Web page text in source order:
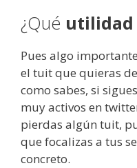
¿Qué utilidad
Pues algo
el tuit que quieras
como sabes, si
muy activos en
pierdas algún tuit,
que focalizas a tus
concreto.